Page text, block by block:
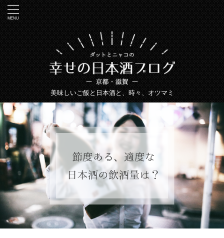
美味しいご飯と日本酒と、時々、オツマミ